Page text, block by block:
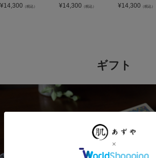
¥14,300 （税込）
¥14,300 （税込）
¥14,300 （税込）
ギフト